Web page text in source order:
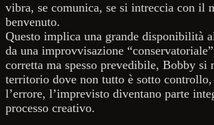
vibra, se comunica, se si intreccia con il
benvenuto.
Questo implica una grande disponibilità
da una improvvisazione
corretta ma spesso prevedibile, Bobby si
territorio dove non tutto è sotto
l’errore, l’imprevisto diventano parte
processo creativo.